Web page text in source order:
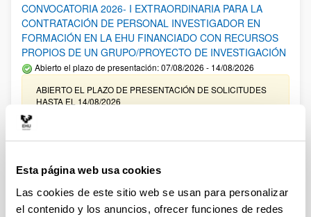
Esta página web usa cookies
Las cookies de este sitio web se usan para personalizar
el contenido y los anuncios, ofrecer funciones de redes
CONVOCATORIA 2026- I EXTRAORDINARIA PARA LA
CONTRATACIÓN DE PERSONAL INVESTIGADOR EN
FORMACIÓN EN LA EHU FINANCIADO CON RECURSOS
PROPIOS DE UN GRUPO/PROYECTO DE INVESTIGACIÓN
Abierto el plazo de presentación: 07/08/2026 - 14/08/2026
ABIERTO EL PLAZO DE PRESENTACIÓN DE SOLICITUDES
HASTA EL 14/08/2026
Ayudas para financiación de la adquisición y renovación de
UPV/EHU 2026
Trámite abierto
25/03/2026: Corrección de errores del listado provisional de
solicitudes admitidas y excluidas. 23/03/2026: Relación